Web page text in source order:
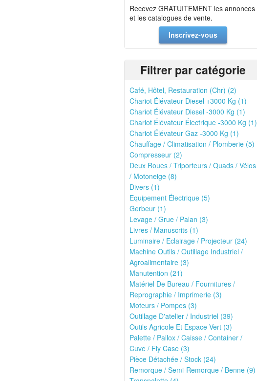
Recevez GRATUITEMENT les annonces
et les catalogues de vente.
Inscrivez-vous
Filtrer par catégorie
Café, Hôtel, Restauration (Chr) (2)
Chariot Élévateur Diesel +3000 Kg (1)
Chariot Élévateur Diesel -3000 Kg (1)
Chariot Élévateur Électrique -3000 Kg (1)
Chariot Élévateur Gaz -3000 Kg (1)
Chauffage / Climatisation / Plomberie (5)
Compresseur (2)
Deux Roues / Triporteurs / Quads / Vélos
/ Motoneige (8)
Divers (1)
Equipement Électrique (5)
Gerbeur (1)
Levage / Grue / Palan (3)
Livres / Manuscrits (1)
Luminaire / Eclairage / Projecteur (24)
Machine Outils / Outillage Industriel /
Agroalimentaire (3)
Manutention (21)
Matériel De Bureau / Fournitures /
Reprographie / Imprimerie (3)
Moteurs / Pompes (3)
Outillage D'atelier / Industriel (39)
Outils Agricole Et Espace Vert (3)
Palette / Pallox / Caisse / Container /
Cuve / Fly Case (3)
Pièce Détachée / Stock (24)
Remorque / Semi-Remorque / Benne (9)